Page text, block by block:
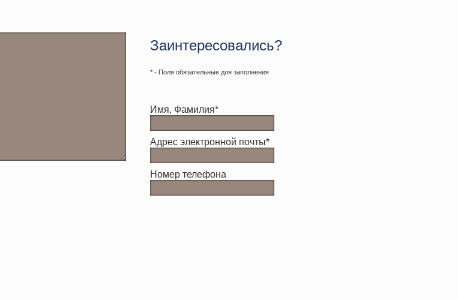
Заинтересовались?
* - Поля обязательные для заполнения
Имя, Фамилия*
Адрес электронной почты*
Номер телефона